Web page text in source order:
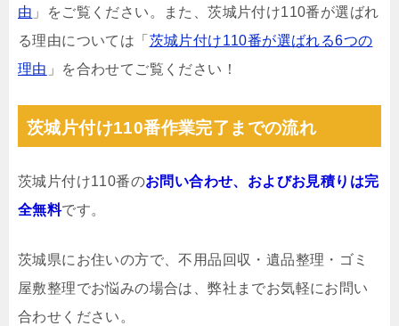
由 」をご覧ください。また、茨城片付け110番が選ばれ
る理由については「 茨城片付け110番が選ばれる6つの
理由 」を合わせてご覧ください！
茨城片付け110番作業完了までの流れ
茨城片付け110番のお問い合わせ、およびお見積りは完
全無料です。
茨城県にお住いの方で、不用品回収・遺品整理・ゴミ
屋敷整理でお悩みの場合は、弊社までお気軽にお問い
合わせください。